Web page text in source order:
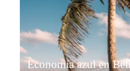
Economía azul en